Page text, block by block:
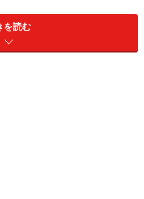
います。
理想ですから、望むのは自
を読む